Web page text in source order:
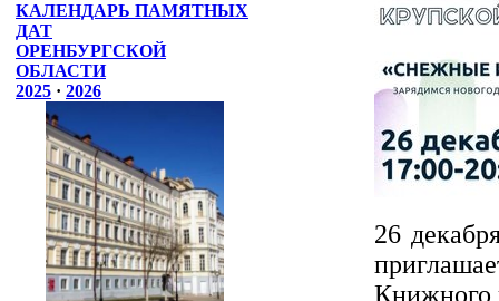
КАЛЕНДАРЬ ПАМЯТНЫХ
ДАТ
ОРЕНБУРГСКОЙ
ОБЛАСТИ
2025 · 2026
26
Книжного